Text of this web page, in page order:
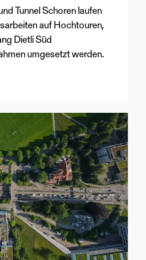
Tunnel Schoren laufen
auf Hochtouren,
Dietli Süd
umgesetzt werden.